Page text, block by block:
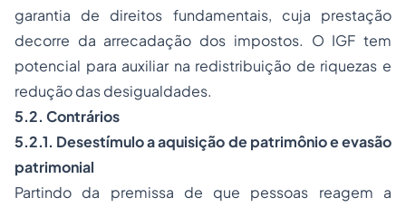
garantia de direitos fundamentais, cuja prestação
decorre da arrecadação dos impostos. O IGF tem
potencial para auxiliar na redistribuição de riquezas e
redução das desigualdades.
5.2. Contrários
5.2.1. Desestímulo a aquisição de patrimônio e evasão
patrimonial
Partindo da premissa de que pessoas reagem a